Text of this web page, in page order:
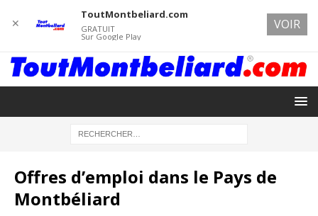
Offres d’emploi dans le Pays de
Montbéliard
✕
ToutMontbeliard.com
GRATUIT
Sur Google Play
VOIR